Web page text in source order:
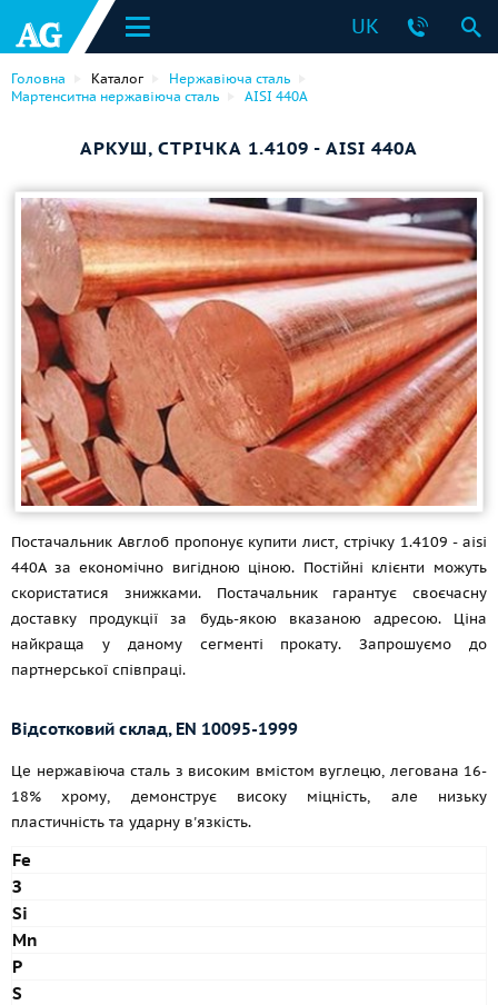
UK
Головна Каталог
Нержавіюча сталь
Мартенситна нержавіюча сталь
AISI 440A
АРКУШ, СТРІЧКА 1.4109 - AISI 440A
Постачальник Авглоб пропонує купити лист, стрічку 1.4109 - aisi
440A за економічно вигідною ціною. Постійні клієнти можуть
скористатися знижками. Постачальник гарантує своєчасну
доставку продукції за будь-якою вказаною адресою. Ціна
найкраща у даному сегменті прокату. Запрошуємо до
партнерської співпраці.
Відсотковий склад, EN 10095-1999
Це нержавіюча сталь з високим вмістом вуглецю, легована 16-
18% хрому, демонструє високу міцність, але низьку
пластичність та ударну в'язкість.
Fe
З
Si
Mn
P
S